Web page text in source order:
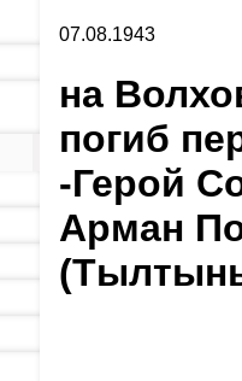
07.08.1943
на
погиб
-Герой
Арман